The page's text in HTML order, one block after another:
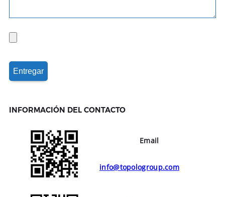
INFORMACIÓN DEL CONTACTO
Email
info@topologroup.com